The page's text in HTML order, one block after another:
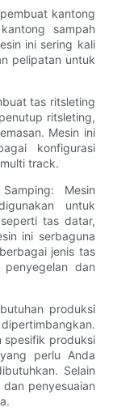
kantong
sampah
ini sering kali
pelipatan untuk
tas ritsleting
ritsleting,
Mesin ini
konfigurasi
track.
Mesin
untuk
tas datar,
ini serbaguna
jenis tas
penyegelan dan
produksi
spesifik produksi
perlu Anda
Selain
penyesuaian